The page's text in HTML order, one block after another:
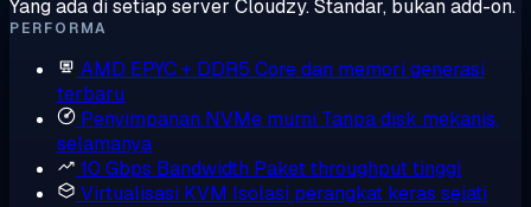
Yang ada di setiap server Cloudzy. Standar, bukan add-on.
PERFORMA
AMD EPYC + DDR5 Core dan memori generasi
terbaru
Penyimpanan NVMe murni Tanpa disk mekanis,
selamanya
10 Gbps Bandwidth Paket throughput tinggi
Virtualisasi KVM Isolasi perangkat keras sejati